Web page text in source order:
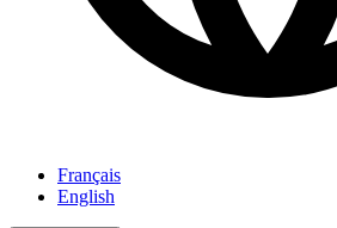
Français
English